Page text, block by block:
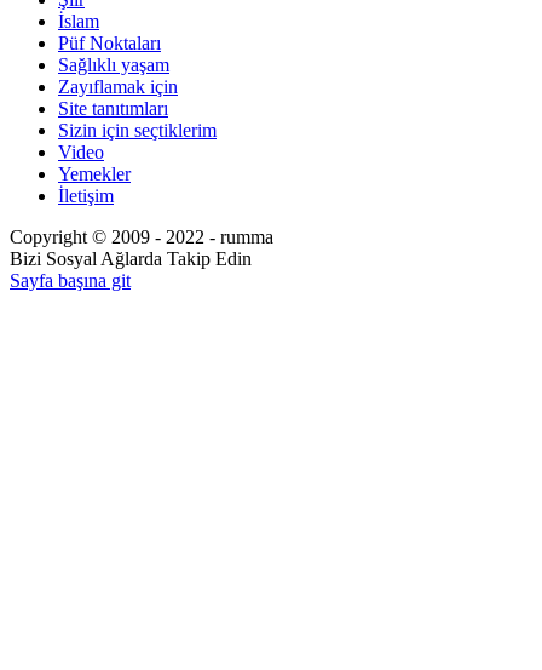
İslam
Püf Noktaları
Sağlıklı yaşam
Zayıflamak için
Site tanıtımları
Sizin için seçtiklerim
Video
Yemekler
İletişim
Copyright © 2009 - 2022 - rumma
Bizi Sosyal Ağlarda Takip Edin
Sayfa başına git